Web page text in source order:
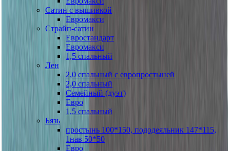
Сатин с вышивкой
Евромакси
Страйп-сатин
Евростандарт
Евромакси
1,5 спальный
Лен
2,0 спальный с европростыней
2,0 спальный
Семейный (дуэт)
Евро
1,5 спальный
Бязь
простынь 100*150, пододеяльник 147*115,
1нав 50*50
Евро